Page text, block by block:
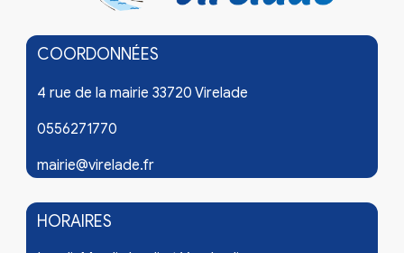
COORDONNÉES
4 rue de la mairie 33720 Virelade
0556271770
mairie@virelade.fr
HORAIRES